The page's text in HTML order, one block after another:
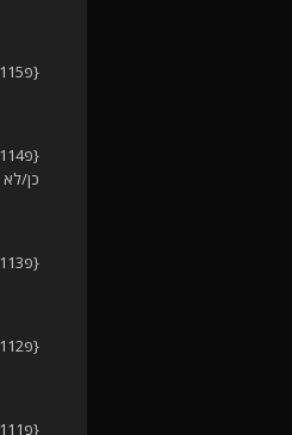
{פ115} כופרה הרגה פרה
כן/לא
{פ113} ציידי ציידי הילדים
{פ112} העמסת סוכר
{פ111} קורבנות אופנה